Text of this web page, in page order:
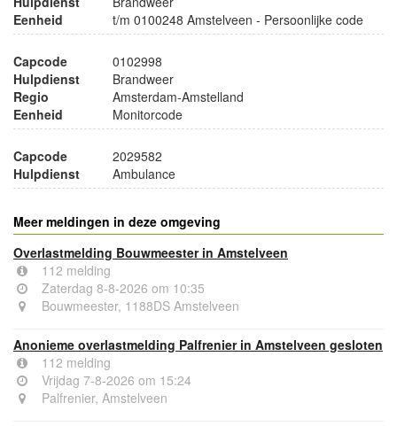
Eenheid
t/m 0100248 Amstelveen - Persoonlijke code
Capcode
0102998
Hulpdienst
Brandweer
Regio
Amsterdam-Amstelland
Eenheid
Monitorcode
Capcode
2029582
Hulpdienst
Ambulance
Meer meldingen in deze omgeving
Overlastmelding Bouwmeester in Amstelveen
112 melding
Zaterdag 8-8-2026 om 10:35
Bouwmeester, 1188DS Amstelveen
Anonieme overlastmelding Palfrenier in Amstelveen gesloten
112 melding
Vrijdag 7-8-2026 om 15:24
Palfrenier, Amstelveen